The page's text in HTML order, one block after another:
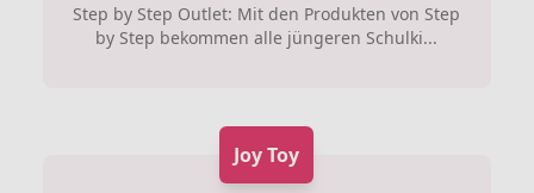
Step by Step Outlet: Mit den Produkten von Step
by Step bekommen alle jüngeren Schulki...
Joy Toy